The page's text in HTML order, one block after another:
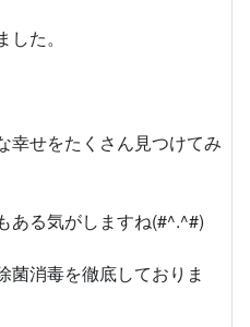
た。
幸せをたくさん見つけてみ
ある気がしますね(#^.^#)
菌消毒を徹底しておりま